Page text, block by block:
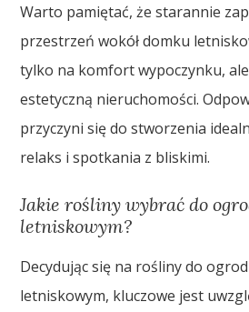
Warto pamiętać, że starannie
przestrzeń wokół domku
tylko na komfort wypoczynku,
estetyczną nieruchomości.
przyczyni się do stworzenia
relaks i spotkania z bliskimi.
Jakie rośliny wybrać do
letniskowym?
Decydując się na rośliny do
letniskowym, kluczowe jest